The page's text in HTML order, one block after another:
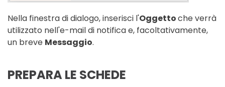
Nella finestra di dialogo, inserisci l'Oggettoche verrà
utilizzato nell'e-mail di notifica e, facoltativamente,
un breve Messaggio.
PREPARA LE SCHEDE